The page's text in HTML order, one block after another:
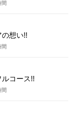
間
想い!!
間
コース!!
間